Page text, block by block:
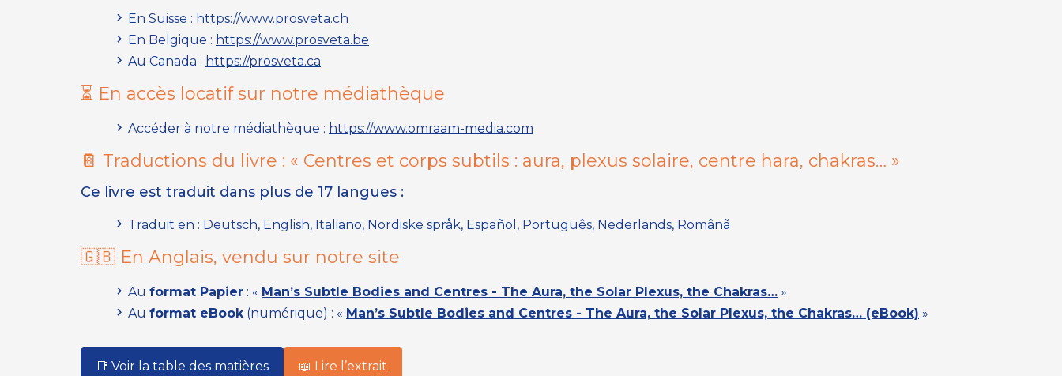
En Suisse : https://www.prosveta.ch
En Belgique : https://www.prosveta.be
Au Canada : https://prosveta.ca
⏳ En accès locatif sur notre médiathèque
Accéder à notre médiathèque : https://www.omraam-media.com
📔 Traductions du livre : « Centres et corps subtils : aura, plexus solaire, centre hara, chakras… »
Ce livre est traduit dans plus de 17 langues :
Traduit en : Deutsch, English, Italiano, Nordiske språk, Español, Português, Nederlands, Românã
🇬🇧 En Anglais, vendu sur notre site
Au format Papier : « Man’s Subtle Bodies and Centres - The Aura, the Solar Plexus, the Chakras… »
Au format eBook (numérique) : « Man’s Subtle Bodies and Centres - The Aura, the Solar Plexus, the Chakras… (eBook) »
📑 Voir la table des matières 📖 Lire l’extrait